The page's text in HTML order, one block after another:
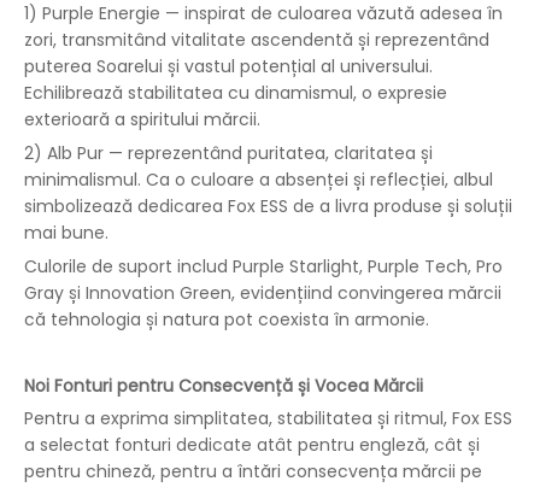
1) Purple Energie — inspirat de culoarea văzută adesea în
zori, transmitând vitalitate ascendentă și reprezentând
puterea Soarelui și vastul potențial al universului.
Echilibrează stabilitatea cu dinamismul, o expresie
exterioară a spiritului mărcii.
2) Alb Pur — reprezentând puritatea, claritatea și
minimalismul. Ca o culoare a absenței și reflecției, albul
simbolizează dedicarea Fox ESS de a livra produse și soluții
mai bune.
Culorile de suport includ Purple Starlight, Purple Tech, Pro
Gray și Innovation Green, evidențiind convingerea mărcii
că tehnologia și natura pot coexista în armonie.
Noi Fonturi pentru Consecvență și Vocea Mărcii
Pentru a exprima simplitatea, stabilitatea și ritmul, Fox ESS
a selectat fonturi dedicate atât pentru engleză, cât și
pentru chineză, pentru a întări consecvența mărcii pe